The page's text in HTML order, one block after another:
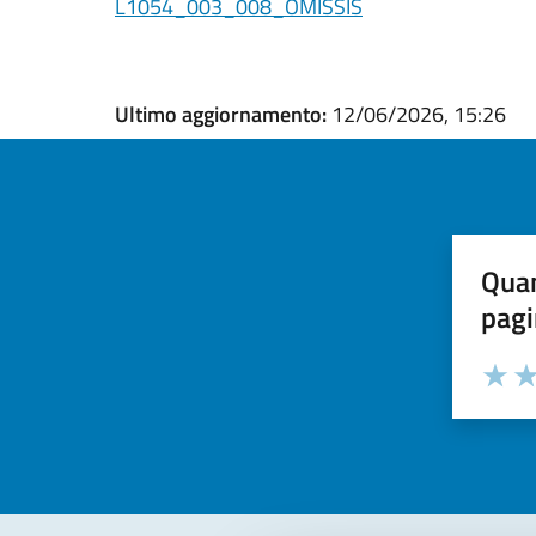
L1054_003_008_OMISSIS
Ultimo aggiornamento: 12/06/2026, 15:26
Valuta